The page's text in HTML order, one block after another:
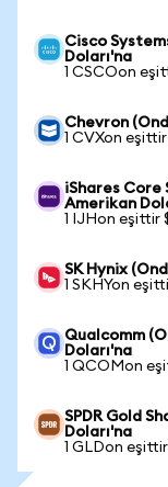
Cisco
Doları'na
1 CSCOon
Chevron
1 CVXon eşittir
iShares Core
Amerikan
1 IJHon eşittir
SK Hynix
1 SKHYon
Qualcomm
Doları'na
1 QCOMon
SPDR Gold
Doları'na
1 GLDon